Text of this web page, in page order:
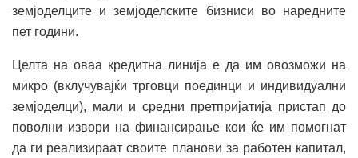
земјоделците и земјоделските бизниси во наредните
пет години.
Целта на оваа кредитна линија е да им овозможи на
микро (вклучувајќи трговци поединци и индивидуални
земјоделци), мали и средни претпријатија пристап до
поволни извори на финансирање кои ќе им помогнат
да ги реализираат своите планови за работен капитал,